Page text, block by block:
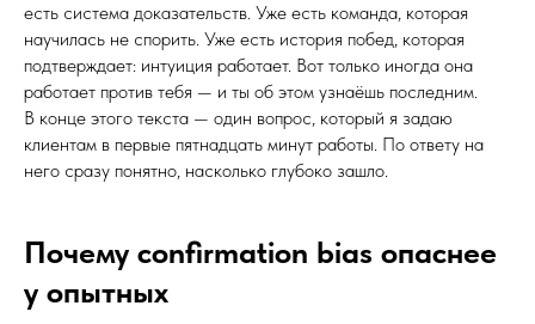
есть система доказательств. Уже есть команда, которая
научилась не спорить. Уже есть история побед, которая
подтверждает: интуиция работает. Вот только иногда она
работает против тебя — и ты об этом узнаёшь последним.
В конце этого текста — один вопрос, который я задаю
клиентам в первые пятнадцать минут работы. По ответу на
него сразу понятно, насколько глубоко зашло.
Почему confirmation bias опаснее
у опытных